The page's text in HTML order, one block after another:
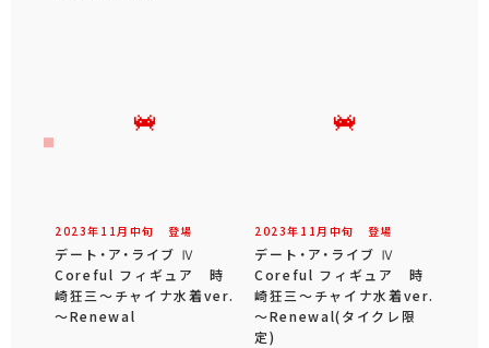
2023年 11 月 中旬 登場
デート・ア・ライブ Ⅳ
Coreful フィギュア 時
崎狂三～チャイナ水着ver.
～Renewal
2023年 11 月 中旬 登場
デート・ア・ライブ Ⅳ
Coreful フィギュア 時
崎狂三～チャイナ水着ver.
～Renewal(タイクレ限
定)